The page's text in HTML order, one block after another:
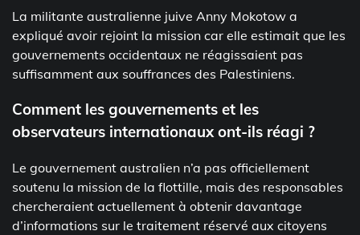
La militante australienne juive Anny Mokotow a
expliqué avoir rejoint la mission car elle estimait que les
gouvernements occidentaux ne réagissaient pas
suffisamment aux souffrances des Palestiniens.
Comment les gouvernements et les
observateurs internationaux ont-ils réagi ?
Le gouvernement australien n’a pas officiellement
soutenu la mission de la flottille, mais des responsables
chercheraient actuellement à obtenir davantage
d’informations sur le traitement réservé aux citoyens